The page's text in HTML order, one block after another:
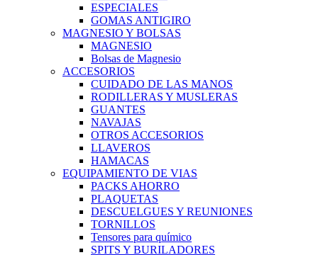
ESPECIALES
GOMAS ANTIGIRO
MAGNESIO Y BOLSAS
MAGNESIO
Bolsas de Magnesio
ACCESORIOS
CUIDADO DE LAS MANOS
RODILLERAS Y MUSLERAS
GUANTES
NAVAJAS
OTROS ACCESORIOS
LLAVEROS
HAMACAS
EQUIPAMIENTO DE VIAS
PACKS AHORRO
PLAQUETAS
DESCUELGUES Y REUNIONES
TORNILLOS
Tensores para químico
SPITS Y BURILADORES